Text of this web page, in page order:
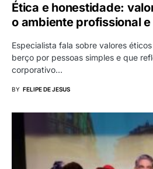
Ética e honestidade:
o ambiente profissional
Especialista fala sobre valores
berço por pessoas simples e que
corporativo…
BY FELIPE DE JESUS